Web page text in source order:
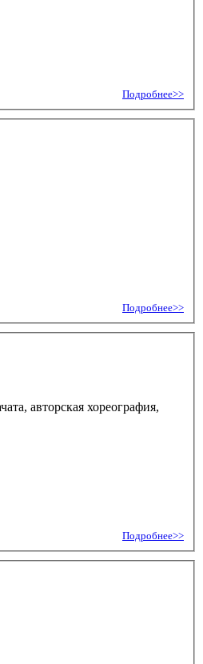
Подробнее>>
Подробнее>>
авторская хореография,
Подробнее>>